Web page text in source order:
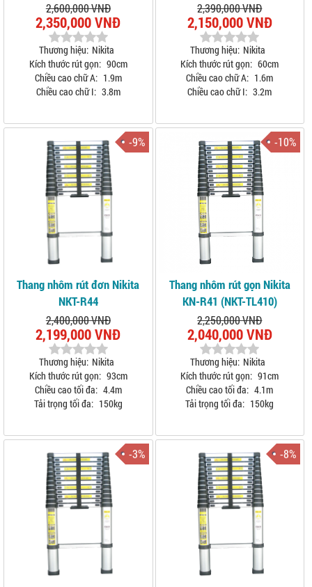
2,600,000 VNĐ
2,350,000 VNĐ
Thương hiệu: Nikita
Kích thước rút gọn: 90cm
Chiều cao chữ A: 1.9m
Chiều cao chữ I: 3.8m
2,390,000 VNĐ
2,150,000 VNĐ
Thương hiệu: Nikita
Kích thước rút gọn: 60cm
Chiều cao chữ A: 1.6m
Chiều cao chữ I: 3.2m
-9%
Thang nhôm rút đơn Nikita
NKT-R44
2,400,000 VNĐ
2,199,000 VNĐ
Thương hiệu: Nikita
Kích thước rút gọn: 93cm
Chiều cao tối đa: 4.4m
Tải trọng tối đa: 150kg
-10%
Thang nhôm rút gọn Nikita
KN-R41 (NKT-TL410)
2,250,000 VNĐ
2,040,000 VNĐ
Thương hiệu: Nikita
Kích thước rút gọn: 91cm
Chiều cao tối đa: 4.1m
Tải trọng tối đa: 150kg
-3% -8%